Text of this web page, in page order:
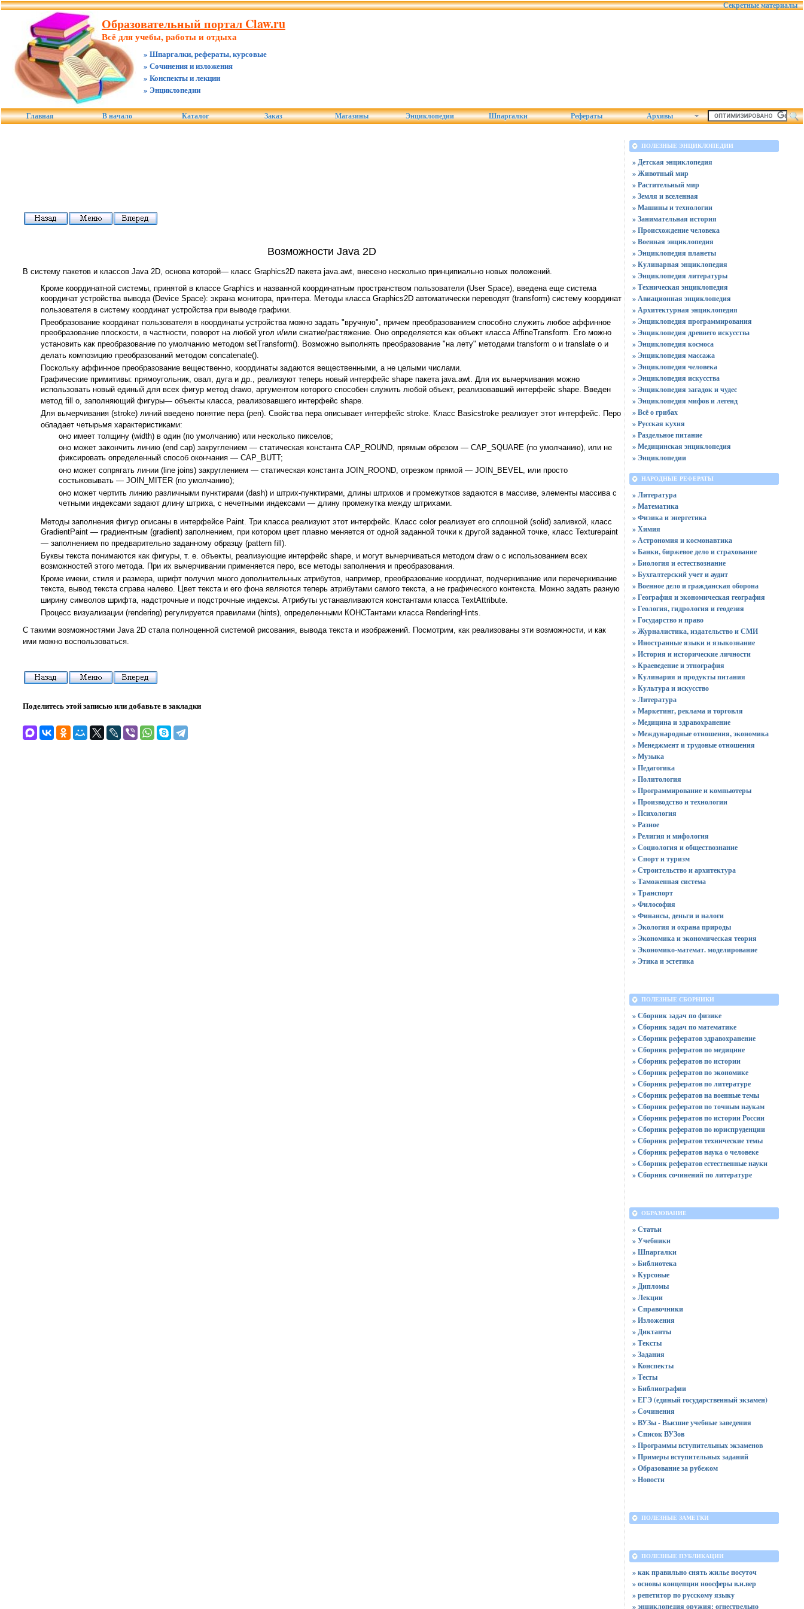
Секретные материалы
Образовательный портал Claw.ru
Всё для учебы, работы и отдыха
» Шпаргалки, рефераты, курсовые
» Сочинения и изложения
» Конспекты и лекции
» Энциклопедии
Главная В начало Каталог Заказ Магазины Энциклопедии Шпаргалки Рефераты Архивы
Возможности Java 2D
В систему пакетов и классов Java 2D, основа которой— класс Graphics2D пакета java.awt, внесено несколько принципиально новых положений.
Кроме координатной системы, принятой в классе Graphics и названной координатным пространством пользователя (User Space), введена еще система
координат устройства вывода (Device Space): экрана монитора, принтера. Методы класса Graphics2D автоматически переводят (transform) систему координат
пользователя в систему координат устройства при выводе графики.
Преобразование координат пользователя в координаты устройства можно задать "вручную", причем преобразованием способно служить любое аффинное
преобразование плоскости, в частности, поворот на любой угол и/или сжатие/растяжение. Оно определяется как объект класса AffineTransform. Его можно
установить как преобразование по умолчанию методом setTransform(). Возможно выполнять преобразование "на лету" методами transform о и translate о и
делать композицию преобразований методом concatenate().
Поскольку аффинное преобразование вещественно, координаты задаются вещественными, а не целыми числами.
Графические примитивы: прямоугольник, овал, дуга и др., реализуют теперь новый интерфейс shape пакета java.awt. Для их вычерчивания можно
использовать новый единый для всех фигур метод drawo, аргументом которого способен служить любой объект, реализовавший интерфейс shape. Введен
метод fill о, заполняющий фигуры— объекты класса, реализовавшего интерфейс shape.
Для вычерчивания (stroke) линий введено понятие пера (реп). Свойства пера описывает интерфейс stroke. Класс Basicstroke реализует этот интерфейс. Перо
обладает четырьмя характеристиками:
оно имеет толщину (width) в один (по умолчанию) или несколько пикселов;
оно может закончить линию (end cap) закруглением — статическая константа CAP_ROUND, прямым обрезом — CAP_SQUARE (по умолчанию), или не
фиксировать определенный способ окончания — CAP_BUTT;
оно может сопрягать линии (line joins) закруглением — статическая константа JOIN_ROOND, отрезком прямой — JOIN_BEVEL, или просто
состыковывать — JOIN_MITER (по умолчанию);
оно может чертить линию различными пунктирами (dash) и штрих-пунктирами, длины штрихов и промежутков задаются в массиве, элементы массива с
четными индексами задают длину штриха, с нечетными индексами — длину промежутка между штрихами.
Методы заполнения фигур описаны в интерфейсе Paint. Три класса реализуют этот интерфейс. Класс color реализует его сплошной (solid) заливкой, класс
GradientPaint — градиентным (gradient) заполнением, при котором цвет плавно меняется от одной заданной точки к другой заданной точке, класс Texturepaint
— заполнением по предварительно заданному образцу (pattern fill).
Буквы текста понимаются как фигуры, т. е. объекты, реализующие интерфейс shape, и могут вычерчиваться методом draw о с использованием всех
возможностей этого метода. При их вычерчивании применяется перо, все методы заполнения и преобразования.
Кроме имени, стиля и размера, шрифт получил много дополнительных атрибутов, например, преобразование координат, подчеркивание или перечеркивание
текста, вывод текста справа налево. Цвет текста и его фона являются теперь атрибутами самого текста, а не графического контекста. Можно задать разную
ширину символов шрифта, надстрочные и подстрочные индексы. Атрибуты устанавливаются константами класса TextAttribute.
Процесс визуализации (rendering) регулируется правилами (hints), определенными КОНСТантами класса RenderingHints.
С такими возможностями Java 2D стала полноценной системой рисования, вывода текста и изображений. Посмотрим, как реализованы эти возможности, и как
ими можно воспользоваться.
Поделитесь этой записью или добавьте в закладки
ПОЛЕЗНЫЕ ЭНЦИКЛОПЕДИИ
» Детская энциклопедия
» Животный мир
» Растительный мир
» Земля и вселенная
» Машины и технологии
» Занимательная история
» Происхождение человека
» Военная энциклопедия
» Энциклопедия планеты
» Кулинарная энциклопедия
» Энциклопедия литературы
» Техническая энциклопедия
» Авиационная энциклопедия
» Архитектурная энциклопедия
» Энциклопедия программирования
» Энциклопедия древнего искусства
» Энциклопедия космоса
» Энциклопедия массажа
» Энциклопедия человека
» Энциклопедия искусства
» Энциклопедия загадок и чудес
» Энциклопедия мифов и легенд
» Всё о грибах
» Русская кухня
» Раздельное питание
» Медицинская энциклопедия
» Энциклопедии
НАРОДНЫЕ РЕФЕРАТЫ
» Литература
» Математика
» Физика и энергетика
» Химия
» Астрономия и космонавтика
» Банки, биржевое дело и страхование
» Биология и естествознание
» Бухгалтерский учет и аудит
» Военное дело и гражданская оборона
» География и экономическая география
» Геология, гидрология и геодезия
» Государство и право
» Журналистика, издательство и СМИ
» Иностранные языки и языкознание
» История и исторические личности
» Краеведение и этнография
» Кулинария и продукты питания
» Культура и искусство
» Литература
» Маркетинг, реклама и торговля
» Медицина и здравохранение
» Международные отношения, экономика
» Менеджмент и трудовые отношения
» Музыка
» Педагогика
» Политология
» Программирование и компьютеры
» Производство и технологии
» Психология
» Разное
» Религия и мифология
» Социология и обществознание
» Спорт и туризм
» Строительство и архитектура
» Таможенная система
» Транспорт
» Философия
» Финансы, деньги и налоги
» Экология и охрана природы
» Экономика и экономическая теория
» Экономико-математ. моделирование
» Этика и эстетика
ПОЛЕЗНЫЕ СБОРНИКИ
» Сборник задач по физике
» Сборник задач по математике
» Сборник рефератов здравохранение
» Сборник рефератов по медицине
» Сборник рефератов по истории
» Сборник рефератов по экономике
» Сборник рефератов по литературе
» Сборник рефератов на военные темы
» Сборник рефератов по точным наукам
» Сборник рефератов по истории России
» Сборник рефератов по юриспруденции
» Сборник рефератов технические темы
» Сборник рефератов наука о человеке
» Сборник рефератов естественные науки
» Сборник сочинений по литературе
ОБРАЗОВАНИЕ
» Статьи
» Учебники
» Шпаргалки
» Библиотека
» Курсовые
» Дипломы
» Лекции
» Справочники
» Изложения
» Диктанты
» Тексты
» Задания
» Конспекты
» Тесты
» Библиографии
» ЕГЭ (единый государственный экзамен)
» Сочинения
» ВУЗы - Высшие учебные заведения
» Список ВУЗов
» Программы вступительных экзаменов
» Примеры вступительных заданий
» Образование за рубежом
» Новости
ПОЛЕЗНЫЕ ЗАМЕТКИ
ПОЛЕЗНЫЕ ПУБЛИКАЦИИ
» как правильно снять жилье посуточ
» основы концепции ноосферы в.и.вер
» репетитор по русскому языку
» энциклопедия оружия: огнестрельно